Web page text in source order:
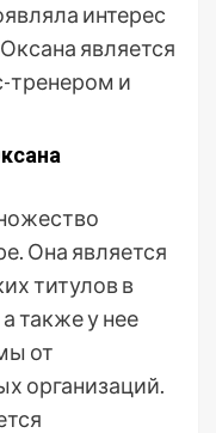
интерес
является
тренером и
Она является
титулов в
также у нее
от
организаций.